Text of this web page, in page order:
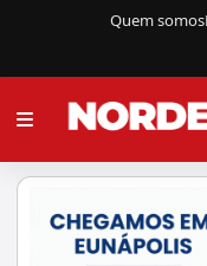
Quem somos